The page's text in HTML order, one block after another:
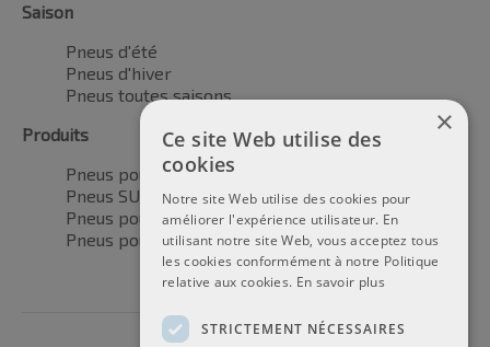
Saison
Pneus d'été
Pneus d'hiver
Pneus toutes saisons
Produits
Pneus pour voitures
Pneus SUV / 4x4
Pneus pour camionnettes
Pneus pour motos
×
Ce site Web utilise des
cookies
Notre site Web utilise des cookies pour
améliorer l'expérience utilisateur. En
utilisant notre site Web, vous acceptez tous
les cookies conformément à notre Politique
relative aux cookies. En savoir plus
STRICTEMENT NÉCESSAIRES